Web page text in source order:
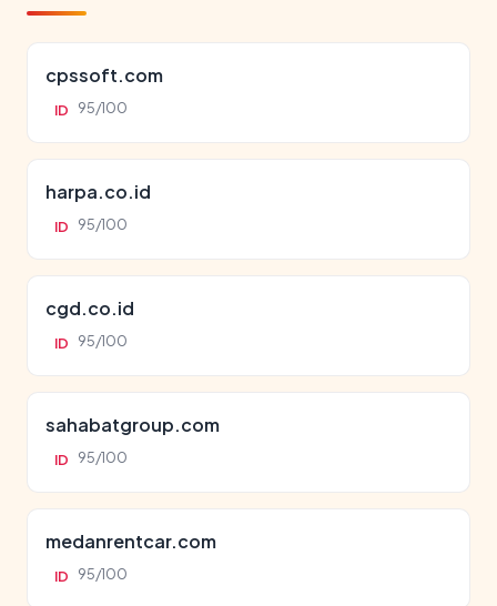
cpssoft.com
ID 95/100
harpa.co.id
ID 95/100
cgd.co.id
ID 95/100
sahabatgroup.com
ID 95/100
medanrentcar.com
ID 95/100